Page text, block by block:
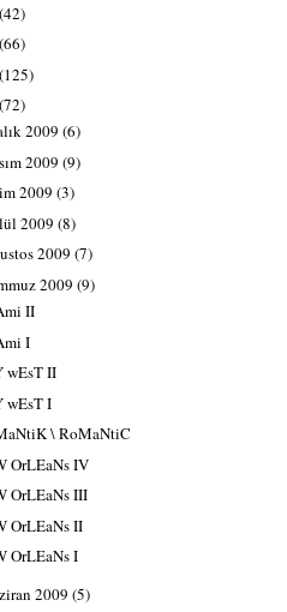
(42)
(66)
(125)
(72)
2009 (6)
2009 (9)
2009 (3)
2009 (8)
2009 (7)
2009 (9)
II
I
wEsT II
wEsT I
\ RoMaNtiC
OrLEaNs IV
OrLEaNs III
OrLEaNs II
OrLEaNs I
2009 (5)